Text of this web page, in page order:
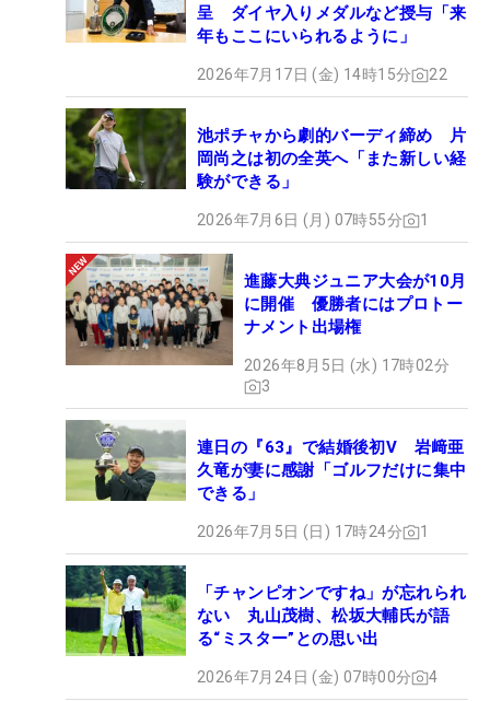
呈 ダイヤ入りメダルなど授与「来
年もここにいられるように」
2026年7月17日 (金) 14時15分 22
池ポチャから劇的バーディ締め 片
岡尚之は初の全英へ「また新しい経
験ができる」
2026年7月6日 (月) 07時55分 1
進藤大典ジュニア大会が10月
に開催 優勝者にはプロトー
ナメント出場権
2026年8月5日 (水) 17時02分
3
連日の『63』で結婚後初V 岩﨑亜
久竜が妻に感謝「ゴルフだけに集中
できる」
2026年7月5日 (日) 17時24分 1
「チャンピオンですね」が忘れられ
ない 丸山茂樹、松坂大輔氏が語
る“ミスター”との思い出
2026年7月24日 (金) 07時00分 4